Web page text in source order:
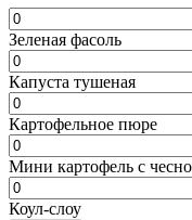
Зеленая фасоль
Капуста тушеная
Картофельное пюре
Мини картофель с
Коул-слоу